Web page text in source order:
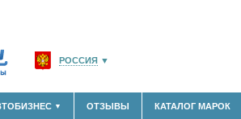
РОССИЯ ▼
САНКТ-ПЕТЕРБУРГ И ОБЛАСТЬ(14298)
▼ ОТЗЫВЫ КАТАЛОГ МАРОК